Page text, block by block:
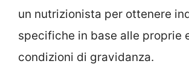
un nutrizionista per ottenere
specifiche in base alle proprie
condizioni di gravidanza.